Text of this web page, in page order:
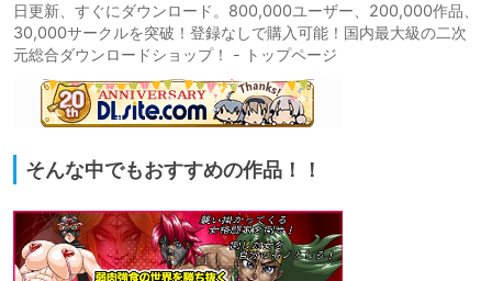
日更新、すぐにダウンロード。800,000ユーザー、200,000作品、
30,000サークルを突破！登録なしで購入可能！国内最大級の二次
元総合ダウンロードショップ！ - トップページ
そんな中でもおすすめの作品！！